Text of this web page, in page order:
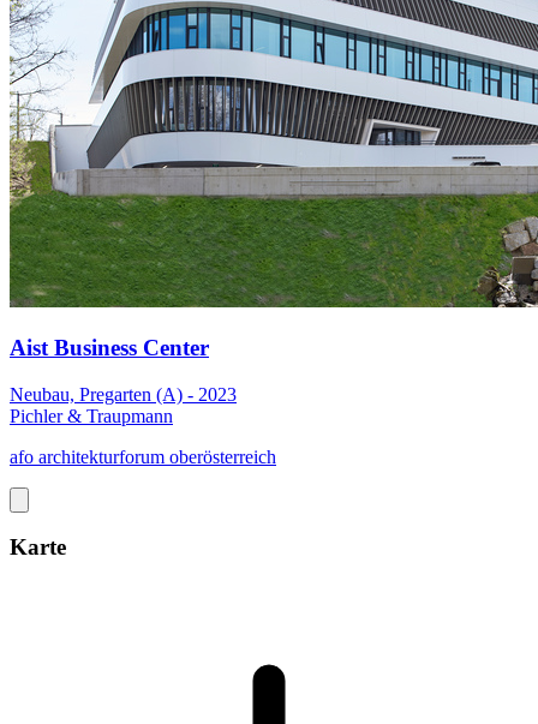
Aist Business Center
Neubau, Pregarten (A) - 2023
Pichler & Traupmann
afo architekturforum oberösterreich
Karte